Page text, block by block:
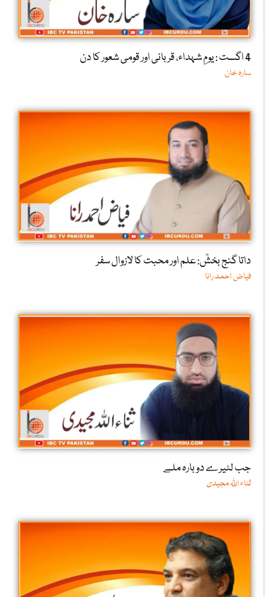
4 اگست : یومِ شہداء، قربانی اور قومی شعور کا دن
سارہ خان
داتا گنج بخشؒ: علم اور محبت کا لازوال سفر
فیاض احمد رانا
جب لٹیرے دوبارہ ملے
ثناء اللّٰہ مجیدی